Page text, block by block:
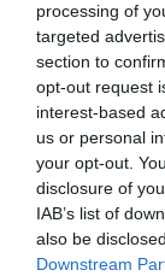
processing of
targeted
section to
opt-out request
interest-based
us or personal
your opt-out.
disclosure of
IAB’s list of
also be
Downstream
16.05.2025 | 15:49
Επική
θηριώδες
Ουκρανών –
Νικητής για
του ρωσικού